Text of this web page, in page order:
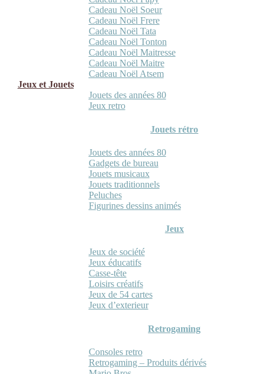
Cadeau Noël Soeur
Cadeau Noël Frere
Cadeau Noël Tata
Cadeau Noël Tonton
Cadeau Noël Maitresse
Cadeau Noël Maitre
Cadeau Noël Atsem
Jeux et Jouets
Jouets des années 80
Jeux retro
Jouets rétro
Jouets des années 80
Gadgets de bureau
Jouets musicaux
Jouets traditionnels
Peluches
Figurines dessins animés
Jeux
Jeux de société
Jeux éducatifs
Casse-tête
Loisirs créatifs
Jeux de 54 cartes
Jeux d’exterieur
Retrogaming
Consoles retro
Retrogaming – Produits dérivés